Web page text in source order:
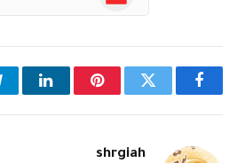
فيسبوكتويتر بينتيريستلينكدإن
shrgiah